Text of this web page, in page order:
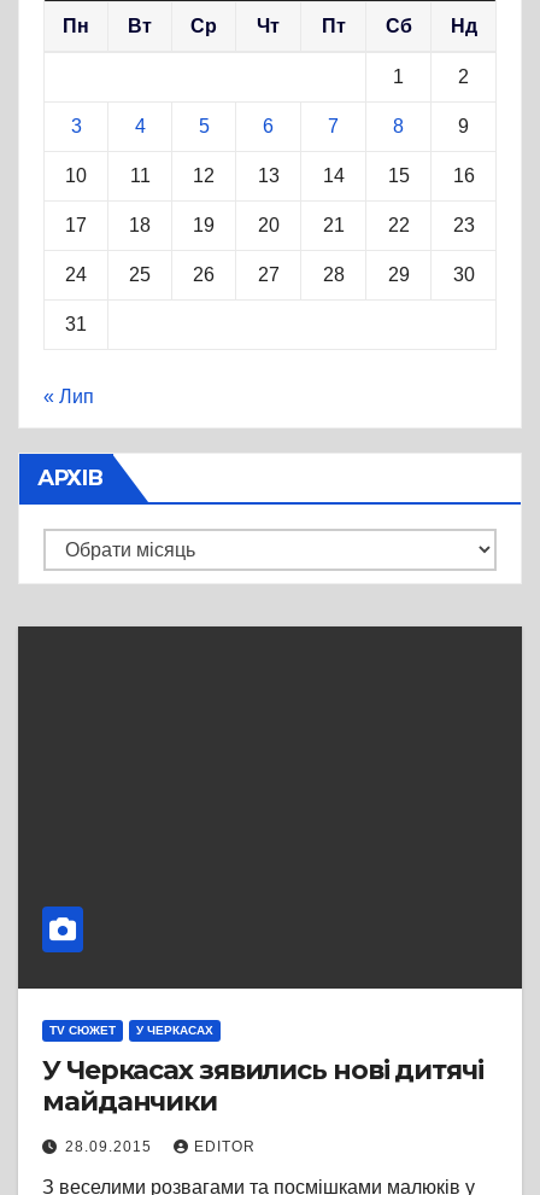
Пн Вт Ср Чт Пт Сб Нд
1 2
3 4 5 6 7 8 9
10 11 12 13 14 15 16
17 18 19 20 21 22 23
24 25 26 27 28 29 30
31
« Лип
АРХІВ
Архів
TV СЮЖЕТ У ЧЕРКАСАХ
У Черкасах зявились нові дитячі
майданчики
28.09.2015 EDITOR
З веселими розвагами та посмішками малюків у